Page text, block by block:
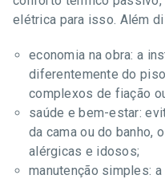
elétrica para isso. Além
economia na obra: a
diferentemente do
complexos de fiação
saúde e bem-estar:
da cama ou do banho,
alérgicas e idosos;
manutenção simples: